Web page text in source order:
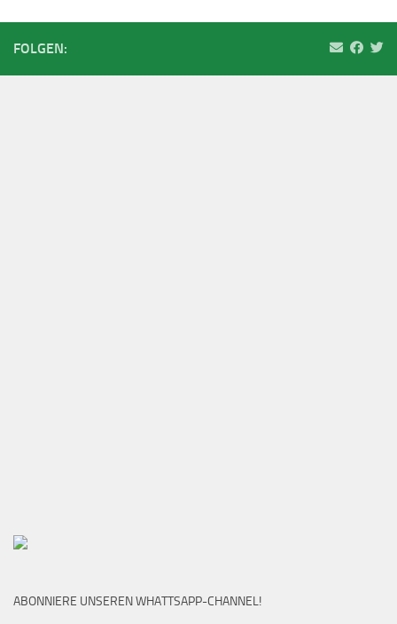
FOLGEN:
ABONNIERE UNSEREN WHATTSAPP-CHANNEL!